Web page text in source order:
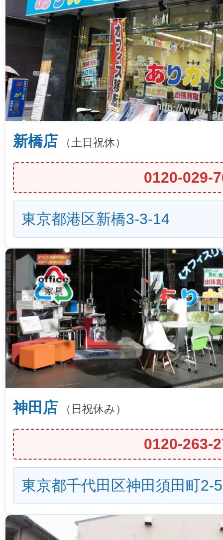
新橋店 （土日祝休）
0120-029-
東京都港区新橋3-3-14
神田店 （日祝休み）
0120-263-
東京都千代田区神田須田町2-